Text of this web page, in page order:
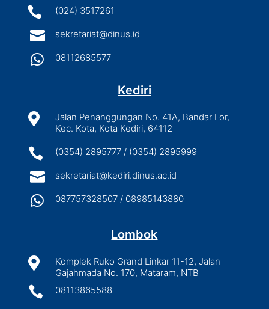
 (024) 3517261
 sekretariat@dinus.id
 08112685577
Kediri

Jalan Penanggungan No. 41A, Bandar Lor,
Kec. Kota, Kota Kediri, 64112
 (0354) 2895777 / (0354) 2895999
 sekretariat@kediri.dinus.ac.id
 087757328507 / 08985143880
Lombok

Komplek Ruko Grand Linkar 11-12, Jalan
Gajahmada No. 170, Mataram, NTB
 08113865588